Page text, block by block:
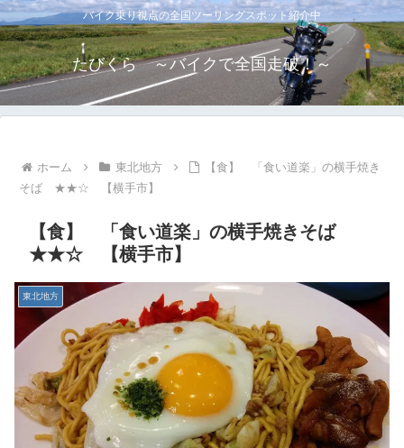
バイク乗り視点の全国ツーリングスポット紹介中
たびくら ～バイクで全国走破！～
ホーム 東北地方
【食】 「食い道楽」の横手焼き
そば ★★☆ 【横手市】
【食】 「食い道楽」の横手焼きそば
★★☆ 【横手市】
東北地方